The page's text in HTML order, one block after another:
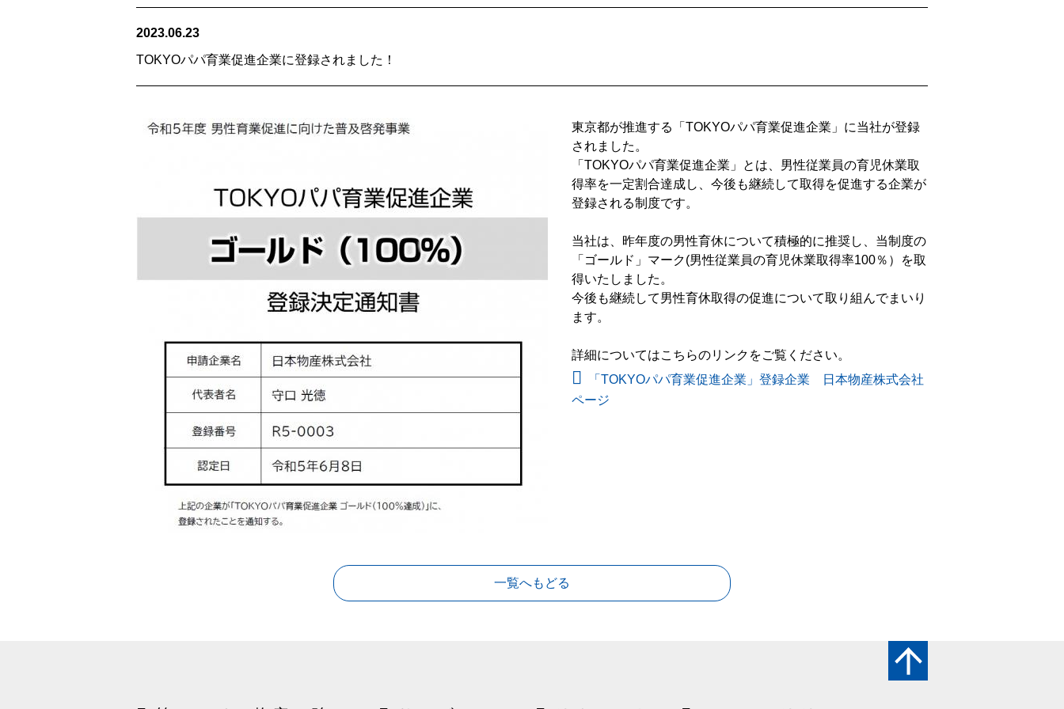
2023.06.23
TOKYOパパ育業促進企業に登録されました！
東京都が推進する「TOKYOパパ育業促進企業」に当社が登録
されました。
「TOKYOパパ育業促進企業」とは、男性従業員の育児休業取
得率を一定割合達成し、今後も継続して取得を促進する企業が
登録される制度です。
当社は、昨年度の男性育休について積極的に推奨し、当制度の
「ゴールド」マーク(男性従業員の育児休業取得率100％）を取
得いたしました。
今後も継続して男性育休取得の促進について取り組んでまいり
ます。
詳細についてはこちらのリンクをご覧ください。
「TOKYOパパ育業促進企業」登録企業 日本物産株式会社
ページ
一覧へもどる